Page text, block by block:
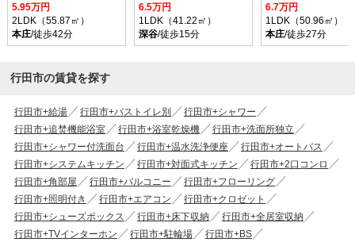
5.95万円
2LDK（55.87㎡）
本庄/徒歩42分
6.5万円
1LDK（41.22㎡）
深谷/徒歩15分
6.7万円
1LDK（50.96㎡）
本庄/徒歩27分
行田市の賃貸を探す
行田市+給湯 行田市+バストイレ別
行田市+シャワー
行田市+追焚機能浴室
行田市+浴室乾燥機
行田市+洗面所独立
行田市+シャワー付洗面台
行田市+温水洗浄便座
行田市+オートバス
行田市+システムキッチン
行田市+対面式キッチン
行田市+2口コンロ
行田市+角部屋
行田市+バルコニー
行田市+フローリング
行田市+照明付き
行田市+エアコン
行田市+クロゼット
行田市+シューズボックス
行田市+床下収納
行田市+全居室収納
行田市+TVインターホン
行田市+駐輪場
行田市+BS